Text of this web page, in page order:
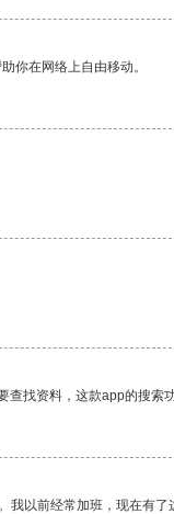
你在网络上自由移动。
找资料，这款app的搜索
以前经常加班，现在有了